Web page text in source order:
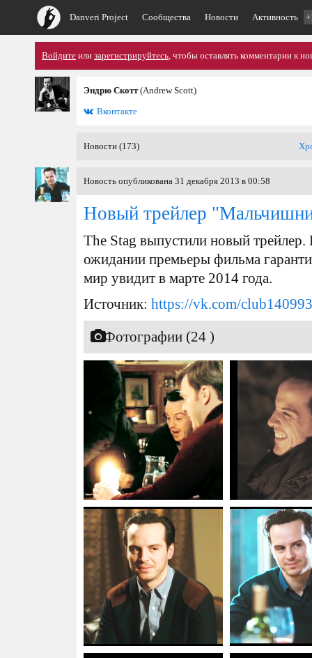
Danveri Project Сообщества Новости Активность
Войдите или зарегистрируйтесь, чтобы оставлять комментарии к
Эндрю Скотт(Andrew Scott)
Вконтакте
Новости (173)
Новость опубликована 31 декабря 2013 в 00:58
Новый трейлер
The Stag выпустили новый
ожидании премьеры фильма
мир увидит в марте 2014 года.
Источник: https://vk.com/
Фотографии (24 )